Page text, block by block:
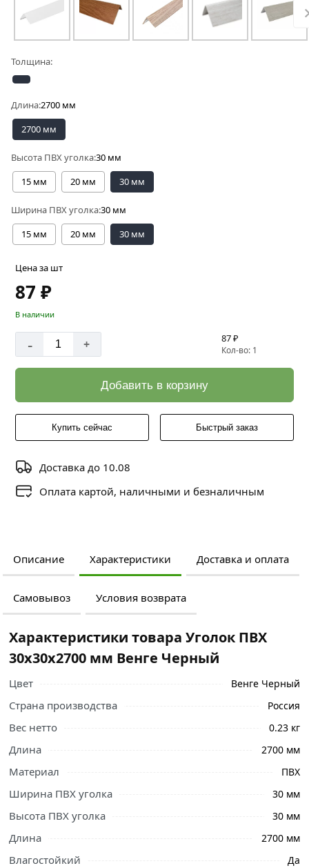
Толщина:
Длина:2700 мм
2700 мм
Высота ПВХ уголка:30 мм
15 мм
20 мм 30 мм
Ширина ПВХ уголка:30 мм
15 мм
20 мм 30 мм
Цена за шт
87 ₽
В наличии
- + 87 ₽
Кол-во: 1
Добавить в корзину
Купить сейчас Быстрый заказ
Доставка до 10.08
Оплата картой, наличными и безналичным
Описание Характеристики Доставка и оплата
Самовывоз Условия возврата
Характеристики товара Уголок ПВХ
30х30х2700 мм Венге Черный
Цвет Венге Черный
Страна производства Россия
Вес нетто 0.23 кг
Длина 2700 мм
Материал ПВХ
Ширина ПВХ уголка 30 мм
Высота ПВХ уголка 30 мм
Длина 2700 мм
Влагостойкий Да